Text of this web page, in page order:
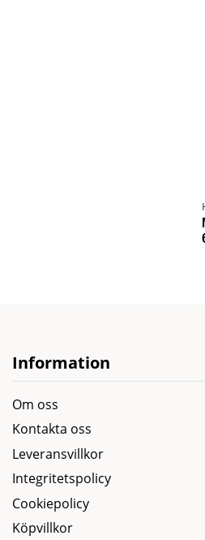
Information
Om oss
Kontakta oss
Leveransvillkor
Integritetspolicy
Cookiepolicy
Köpvillkor